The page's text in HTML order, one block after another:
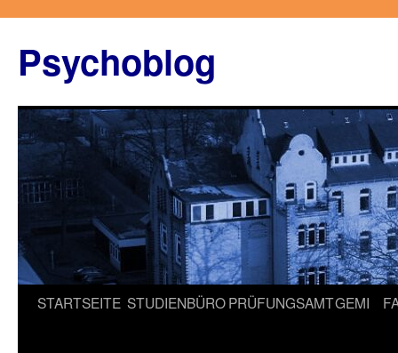
springen
Psychoblog
STARTSEITE STUDIENBÜROPRÜFUNGSAMTGEMI